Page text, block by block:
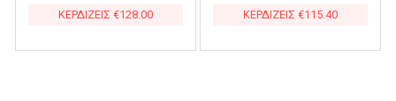
ΚΕΡΔΙΖΕΙΣ €128.00
€79.60.
ΚΕΡΔΙΖΕΙΣ €115.40